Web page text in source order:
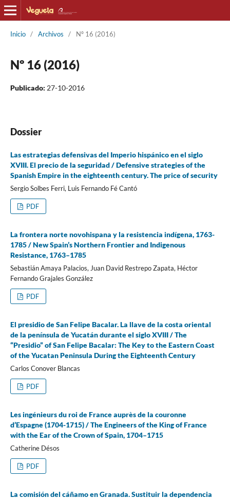
Inicio / Archivos / Nº 16 (2016)
Nº 16 (2016)
Publicado: 27-10-2016
Dossier
Las estrategias defensivas del Imperio hispánico en el siglo
XVIII. El precio de la seguridad / Defensive strategies of the
Spanish Empire in the eighteenth century. The price of security
Sergio Solbes Ferri, Luis Fernando Fé Cantó
PDF
La frontera norte novohispana y la resistencia indígena, 1763-
1785 / New Spain’s Northern Frontier and Indigenous
Resistance, 1763–1785
Sebastián Amaya Palacios, Juan David Restrepo Zapata, Héctor
Fernando Grajales González
PDF
El presidio de San Felipe Bacalar. La llave de la costa oriental
de la península de Yucatán durante el siglo XVIII / The
“Presidio” of San Felipe Bacalar: The Key to the Eastern Coast
of the Yucatan Peninsula During the Eighteenth Century
Carlos Conover Blancas
PDF
Les ingénieurs du roi de France auprès de la couronne
d’Espagne (1704-1715) / The Engineers of the King of France
with the Ear of the Crown of Spain, 1704–1715
Catherine Désos
PDF
La comisión del cáñamo en Granada. Sustituir la dependencia